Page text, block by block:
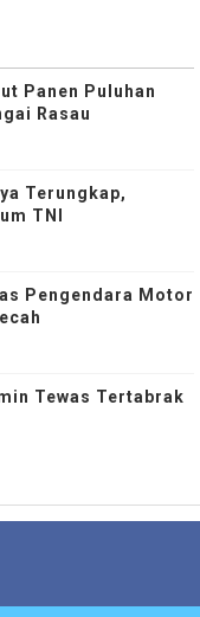
Panen Puluhan
Rasau
Terungkap,
TNI
Pengendara Motor
Tewas Tertabrak